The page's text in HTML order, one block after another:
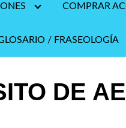
COMPRAR
/ FRASEOLOGÍA
DE